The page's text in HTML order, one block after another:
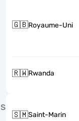
🇬🇧Royaume-Uni
🇷🇼Rwanda
S
🇸🇲Saint-Marin